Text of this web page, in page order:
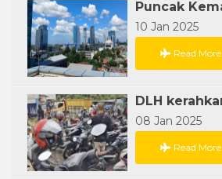
10 Jan 2025
Read More
08 Jan 2025
Read More